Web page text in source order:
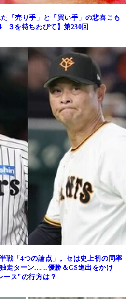
「売り手」と「買い手」の悲喜こも
３を待ちわびて】第230回
戦「4つの論点」。セは史上初の同率
走ターン......優勝＆CS進出をかけ
ース"の行方は？